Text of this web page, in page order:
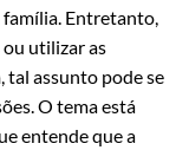
Entretanto,
utilizar as
tal assunto pode se
O tema está
entende que a